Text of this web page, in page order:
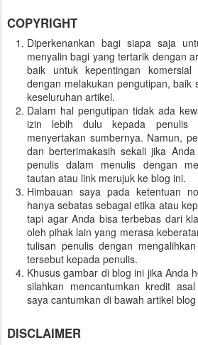
COPYRIGHT
Diperkenankan bagi siapa saja
menyalin bagi yang tertarik dengan
baik untuk kepentingan
dengan melakukan pengutipan, baik
keseluruhan artikel.
Dalam hal pengutipan tidak ada
izin lebih dulu kepada penulis
menyertakan sumbernya. Namun,
dan berterimakasih sekali jika
penulis dalam menulis dengan
tautan atau link merujuk ke blog ini.
Himbauan saya pada ketentuan
hanya sebatas sebagai etika atau
tapi agar Anda bisa terbebas dari
oleh pihak lain yang merasa
tulisan penulis dengan
tersebut kepada penulis.
Khusus gambar di blog ini jika Anda
silahkan mencantumkan kredit
saya cantumkan di bawah artikel blog
DISCLAIMER